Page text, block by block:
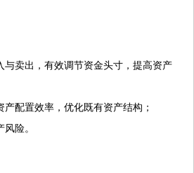
卖出，有效调节资金头寸，提高资产
配置效率，优化既有资产结构；
险。